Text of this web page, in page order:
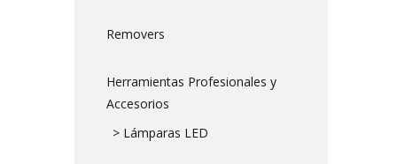
Removers
Herramientas Profesionales y
Accesorios
> Lámparas LED